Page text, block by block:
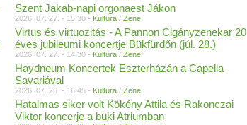
Szent Jakab-napi orgonaest Jákon
2026. 07. 27. - 15:30 - Kultúra / Zene
Virtus és virtuozitás - A Pannon Cigányzenekar 20
éves jubileumi koncertje Bükfürdőn (júl. 28.)
2026. 07. 27. - 14:30 - Kultúra / Zene
Haydneum Koncertek Eszterházán a Capella
Savariával
2026. 07. 26. - 16:45 - Kultúra / Zene
Hatalmas siker volt Kökény Attila és Rakonczai
Viktor koncerje a büki Atriumban